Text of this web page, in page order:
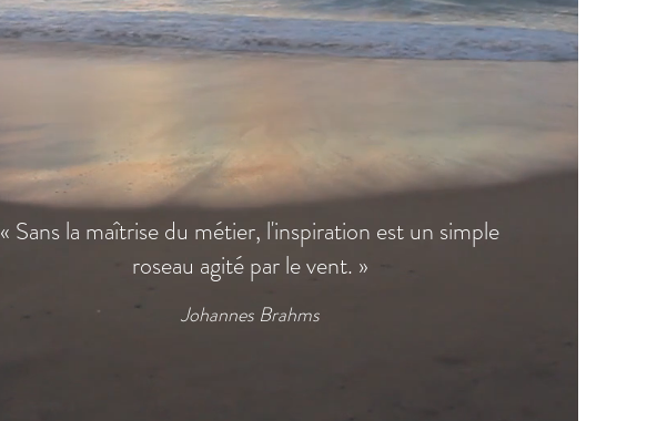
« Sans la maîtrise du métier, l'inspiration est un simple
roseau agité par le vent. »
Johannes Brahms